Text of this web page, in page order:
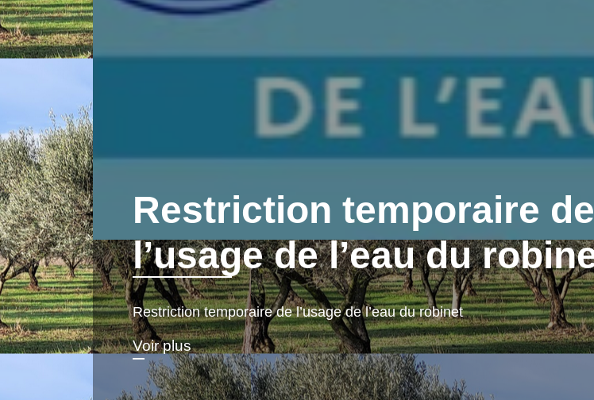
Bienvenue sur le site de la
commune d'Aubord
Découvrez la commune d'Aubord - Nous contacter contact@aubord.fr
Voir plus